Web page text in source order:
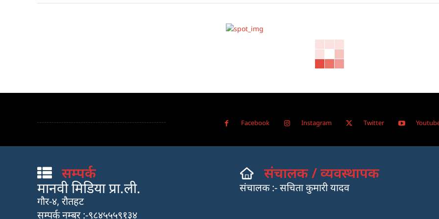
Facebook Instagram Twitter
सम्पर्क
मानवी मिडिया प्रा.ली.
गौर-४, रौतहट
सम्पर्क नम्बर :-९८४५५५९१३४
संचालक / व्यवस्थापक
संचालक :- सचिता कुमारी यादव